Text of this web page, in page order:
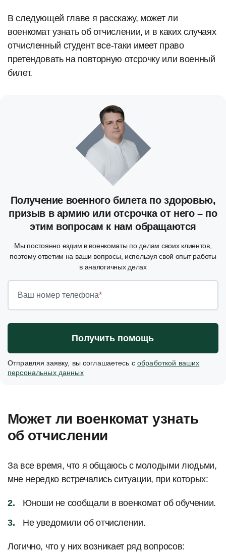
В следующей главе я расскажу, может ли
военкомат узнать об отчислении, и в каких случаях
отчисленный студент все-таки имеет право
претендовать на повторную отсрочку или военный
билет.
Получение военного билета по здоровью,
призыв в армию или отсрочка от него – по
этим вопросам к нам обращаются
Мы постоянно ездим в военкоматы по делам своих клиентов,
поэтому ответим на ваши вопросы, используя свой опыт работы
в аналогичных делах
Ваш номер телефона*
Получить помощь
Отправляя заявку, вы соглашаетесь собработкой ваших
персональных данных
Может ли военкомат узнать
об отчислении
За все время, что я общаюсь с молодыми людьми,
мне нередко встречались ситуации, при которых:
Юноши не сообщали в военкомат об обучении.
Не уведомили об отчислении.
Логично, что у них возникает ряд вопросов: